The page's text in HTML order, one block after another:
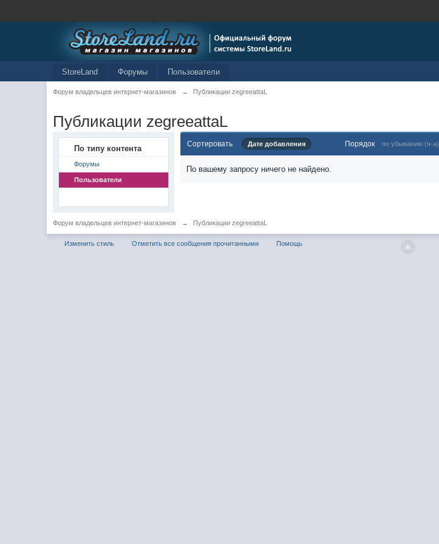
StoreLand Форумы Пользователи
Форум владельцев интернет-магазинов → Публикации zegreeattaL
Публикации zegreeattaL
По типу контента
Форумы
Пользователи
Сортировать Дате добавления Порядок по убыванию (я-а)
По вашему запросу ничего не найдено.
Форум владельцев интернет-магазинов → Публикации zegreeattaL
Изменить стиль Отметить все сообщения прочитанными Помощь